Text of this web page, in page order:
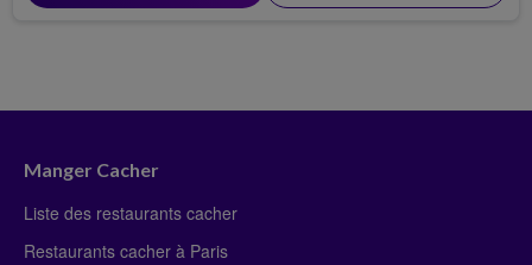
Manger Cacher
Liste des restaurants cacher
Restaurants cacher à Paris